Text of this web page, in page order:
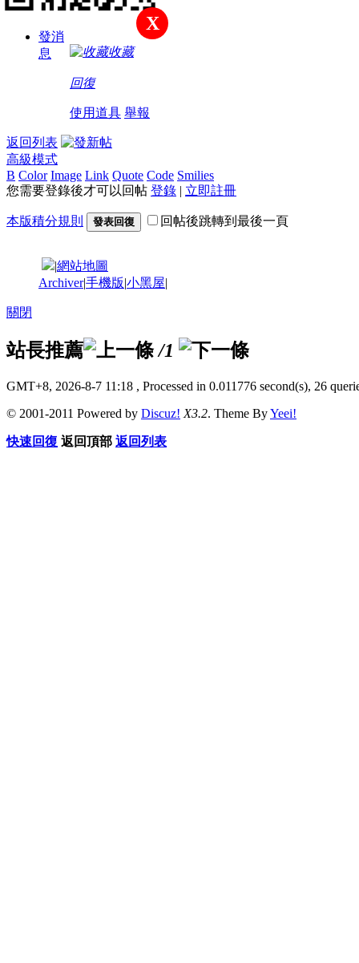
52
發消
息
收藏
回復
使用道具 舉報
返回列表
高級模式
B Color Image Link Quote Code Smilies
您需要登錄後才可以回帖 登錄 | 立即註冊
本版積分規則 發表回復 回帖後跳轉到最後一頁
X
|網站地圖
Archiver|手機版|小黑屋|
關閉
站長推薦 /1
GMT+8, 2026-8-7 11:18 , Processed in 0.011776 second(s), 26
© 2001-2011 Powered by Discuz! X3.2. Theme ByYeei!
快速回復 返回頂部 返回列表